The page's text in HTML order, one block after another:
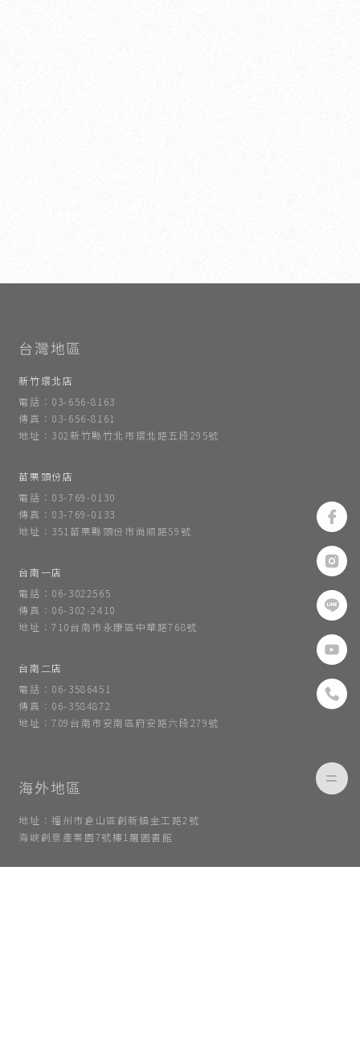
新竹環北店
電話：03-656-8163
傳真：03-656-8161
地址：302新竹縣竹北市環北路五段295號
苗栗頭份店
電話：03-769-0130
傳真：03-769-0133
地址：351苗栗縣頭份市尚順路59號
台南一店
電話：06-3022565
傳真：06-302-2410
地址：710台南市永康區中華路768號
台南二店
電話：06-3586451
傳真：06-3584872
地址：709台南市安南區府安路六段279號
地址：福州市倉山區創新鎮金工路2號
海峽創意產業園7號樓1層圖書館